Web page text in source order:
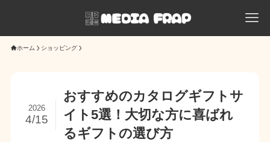
ホーム ショッピング
おすすめのカタログギフトサ
イト5選！大切な方に喜ばれ
るギフトの選び方
2026
4/15